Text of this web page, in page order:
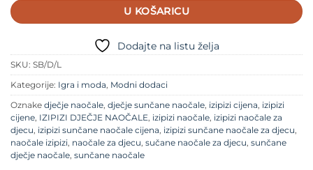
U KOŠARICU
Dodajte na listu želja
SKU: SB/D/L
Kategorije: Igra i moda, Modni dodaci
Oznake dječje naočale, dječje sunčane naočale, izipizi cijena, izipizi
cijene, IZIPIZI DJEČJE NAOČALE, izipizi naočale, izipizi naočale za
djecu, izipizi sunčane naočale cijena, izipizi sunčane naočale za djecu,
naočale izipizi, naočale za djecu, sučane naočale za djecu, sunčane
dječje naočale, sunčane naočale